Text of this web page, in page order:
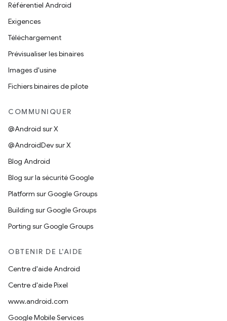
Référentiel Android
Exigences
Téléchargement
Prévisualiser les binaires
Images d'usine
Fichiers binaires de pilote
COMMUNIQUER
@Android sur X
@AndroidDev sur X
Blog Android
Blog sur la sécurité Google
Platform sur Google Groups
Building sur Google Groups
Porting sur Google Groups
OBTENIR DE L'AIDE
Centre d'aide Android
Centre d'aide Pixel
www.android.com
Google Mobile Services